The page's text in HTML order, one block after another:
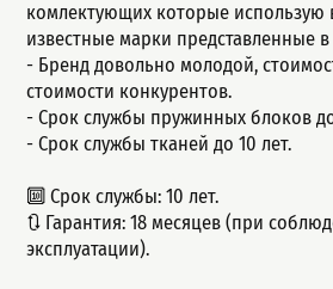
комлектующих которые использую
известные марки представленные
- Бренд довольно молодой,
стоимости конкурентов.
- Срок службы пружинных блоков
- Срок службы тканей до 10 лет.
🔟 Срок службы: 10 лет.
🔃 Гарантия: 18 месяцев (при
эксплуатации).